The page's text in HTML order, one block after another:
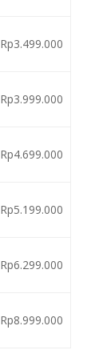
Rp3.499.000
Rp3.999.000
Rp4.699.000
Rp5.199.000
Rp6.299.000
Rp8.999.000